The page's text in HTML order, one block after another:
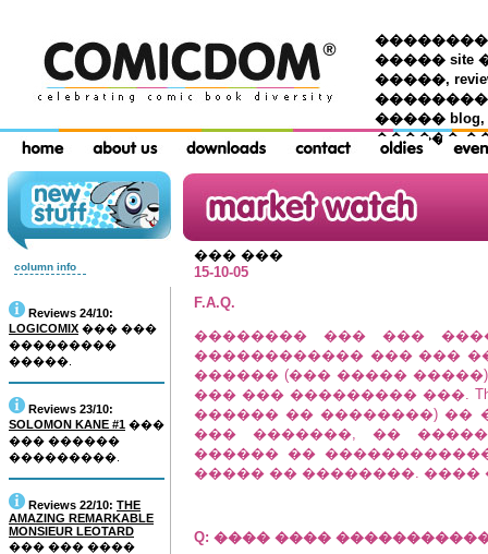
���������
����� site
�����,
����� blog,
������
column info
Reviews 24/10:
LOGICOMIX ��� ���
���������
�����.
Reviews 23/10:
SOLOMON KANE #1 ���
��� ������
���������.
Reviews 22/10: THE
AMAZING REMARKABLE
MONSIEUR LEOTARD
��� ��� ����
��� ���
15-10-05
F.A.Q.
�������� ��� ���
������������ ��� ��� ��
������ (��� �����
��� ��� ��������� ���.
������ �� ��������) ��
��� �������, ��
������ ��
����� �� ��������. ����
Q: ���� ���� ����������� ��